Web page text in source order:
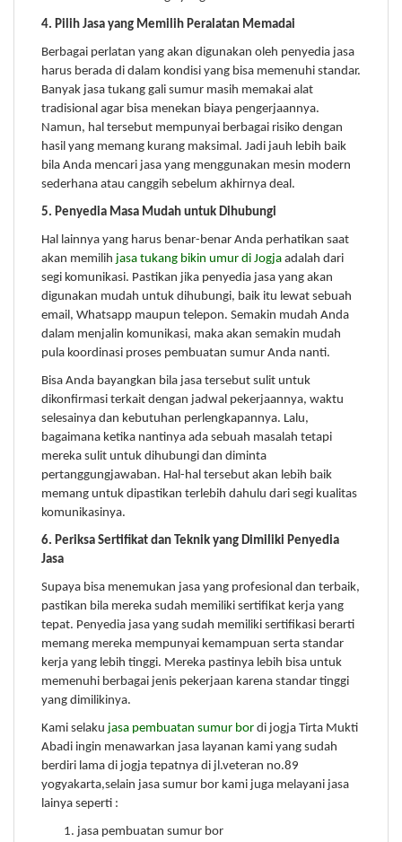
4. Pilih Jasa yang Memilih Peralatan Memadai
Berbagai perlatan yang akan digunakan oleh penyedia jasa
harus berada di dalam kondisi yang bisa memenuhi standar.
Banyak jasa tukang gali sumur masih memakai alat
tradisional agar bisa menekan biaya pengerjaannya.
Namun, hal tersebut mempunyai berbagai risiko dengan
hasil yang memang kurang maksimal. Jadi jauh lebih baik
bila Anda mencari jasa yang menggunakan mesin modern
sederhana atau canggih sebelum akhirnya deal.
5. Penyedia Masa Mudah untuk Dihubungi
Hal lainnya yang harus benar-benar Anda perhatikan saat
akan memilih jasa tukang bikin umur di Jogja adalah dari
segi komunikasi. Pastikan jika penyedia jasa yang akan
digunakan mudah untuk dihubungi, baik itu lewat sebuah
email, Whatsapp maupun telepon. Semakin mudah Anda
dalam menjalin komunikasi, maka akan semakin mudah
pula koordinasi proses pembuatan sumur Anda nanti.
Bisa Anda bayangkan bila jasa tersebut sulit untuk
dikonfirmasi terkait dengan jadwal pekerjaannya, waktu
selesainya dan kebutuhan perlengkapannya. Lalu,
bagaimana ketika nantinya ada sebuah masalah tetapi
mereka sulit untuk dihubungi dan diminta
pertanggungjawaban. Hal-hal tersebut akan lebih baik
memang untuk dipastikan terlebih dahulu dari segi kualitas
komunikasinya.
6. Periksa Sertifikat dan Teknik yang Dimiliki Penyedia
Jasa
Supaya bisa menemukan jasa yang profesional dan terbaik,
pastikan bila mereka sudah memiliki sertifikat kerja yang
tepat. Penyedia jasa yang sudah memiliki sertifikasi berarti
memang mereka mempunyai kemampuan serta standar
kerja yang lebih tinggi. Mereka pastinya lebih bisa untuk
memenuhi berbagai jenis pekerjaan karena standar tinggi
yang dimilikinya.
Kami selaku jasa pembuatan sumur bor di jogja Tirta Mukti
Abadi ingin menawarkan jasa layanan kami yang sudah
berdiri lama di jogja tepatnya di jl.veteran no.89
yogyakarta,selain jasa sumur bor kami juga melayani jasa
lainya seperti :
jasa pembuatan sumur bor